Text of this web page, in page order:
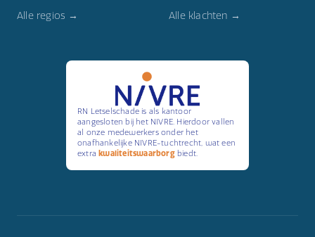
Alle regios →
Alle klachten →
RN Letselschade is als kantoor
aangesloten bij het NIVRE. Hierdoor vallen
al onze medewerkers onder het
onafhankelijke NIVRE-tuchtrecht, wat een
extra kwaliteitswaarborgbiedt.